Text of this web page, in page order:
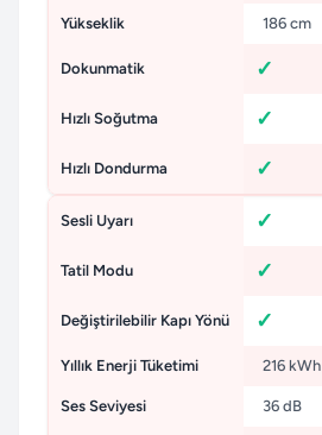
Yükseklik 186 cm
Dokunmatik
Hızlı Soğutma
Hızlı Dondurma
Sesli Uyarı
Tatil Modu
Değiştirilebilir Kapı Yönü
Yıllık Enerji Tüketimi 216 kWh
Ses Seviyesi 36 dB